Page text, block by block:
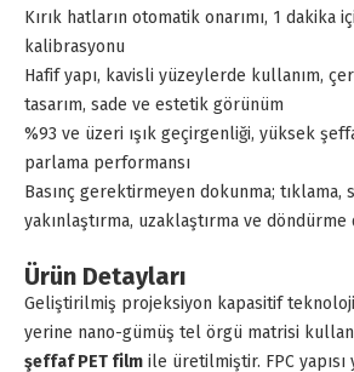
Kırık hatların otomatik onarımı, 1 dakika
kalibrasyonu
Hafif yapı, kavisli yüzeylerde kullanım,
tasarım, sade ve estetik görünüm
%93 ve üzeri ışık geçirgenliği, yüksek
parlama performansı
Basınç gerektirmeyen dokunma; tıklama,
yakınlaştırma, uzaklaştırma ve döndürme
Ürün Detayları
Geliştirilmiş projeksiyon kapasitif
yerine nano-gümüş tel örgü matrisi
şeffaf PET film ile üretilmiştir. FPC